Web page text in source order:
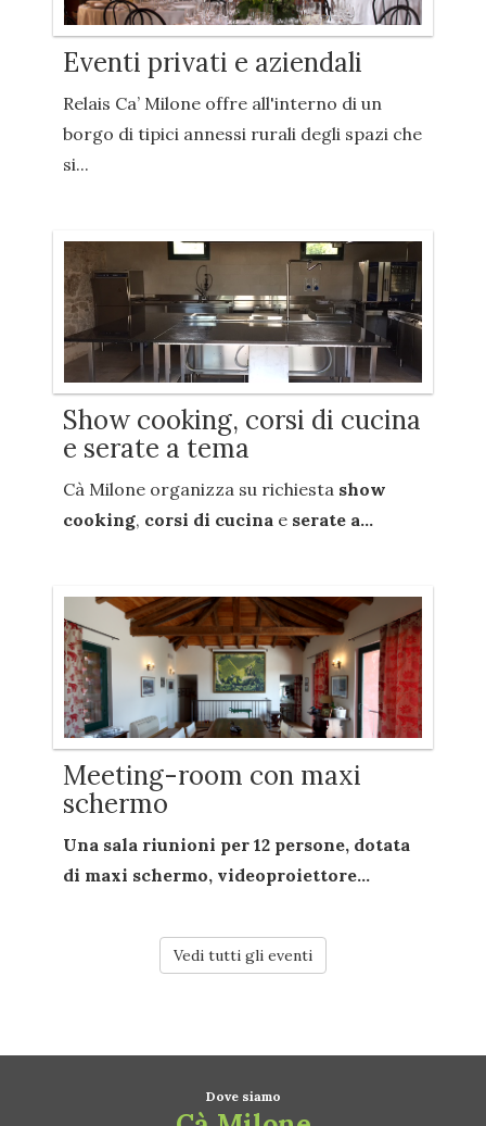
Eventi privati e aziendali
Relais Ca’ Milone offre all'interno di un
borgo di tipici annessi rurali degli spazi che
si...
Show cooking, corsi di cucina
e serate a tema
Cà Milone organizza su richiesta show
cooking, corsi di cucina e serate a...
Meeting-room con maxi
schermo
Una sala riunioni per 12 persone, dotata
di maxi schermo, videoproiettore...
Vedi tutti gli eventi
Dove siamo